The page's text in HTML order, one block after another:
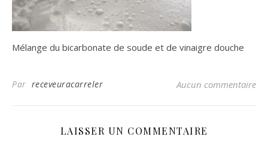
Mélange du bicarbonate de soude et de vinaigre douche
Par receveuracarreler Aucun commentaire
LAISSER UN COMMENTAIRE